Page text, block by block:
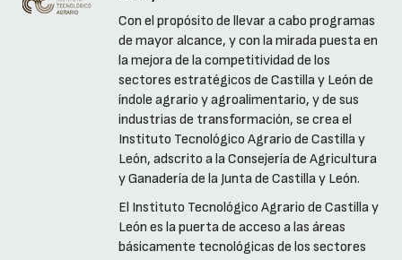
Con el propósito de llevar a cabo programas
de mayor alcance, y con la mirada puesta en
la mejora de la competitividad de los
sectores estratégicos de Castilla y León de
índole agrario y agroalimentario, y de sus
industrias de transformación, se crea el
Instituto Tecnológico Agrario de Castilla y
León, adscrito a la Consejería de Agricultura
y Ganadería de la Junta de Castilla y León.
El Instituto Tecnológico Agrario de Castilla y
León es la puerta de acceso a las áreas
básicamente tecnológicas de los sectores